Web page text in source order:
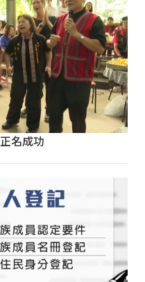
名成功